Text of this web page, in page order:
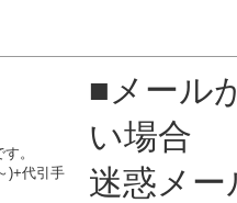
。
)+代引手
■メール
い場合
迷惑メー